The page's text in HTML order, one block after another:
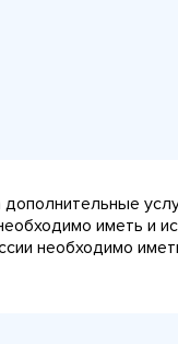
иметь и
необходимо